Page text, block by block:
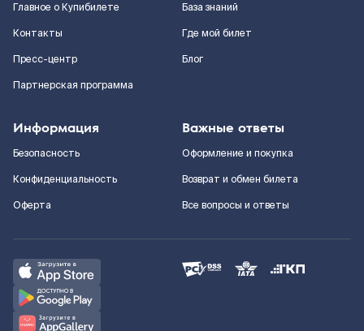
Главное о Купибилете
Контакты
Пресс-центр
Партнерская программа
База знаний
Где мой билет
Блог
Информация
Безопасность
Конфиденциальность
Оферта
Важные ответы
Оформление и покупка
Возврат и обмен билета
Все вопросы и ответы